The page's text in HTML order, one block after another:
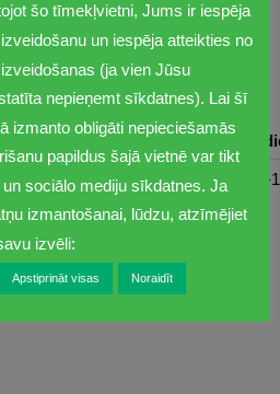
Ceturtdiena
08:00-17:00 08:00-17:00 08:00-
šo tīmekļvietni, Jums ir iespēja
un iespēja atteikties no
(ja vien Jūsu
nepieņemt sīkdatnes). Lai šī
izmanto obligāti nepieciešamās
papildus šajā vietnē var tikt
sociālo mediju sīkdatnes. Ja
izmantošanai, lūdzu, atzīmējiet
izvēli:
Apstiprināt visas Noraidīt